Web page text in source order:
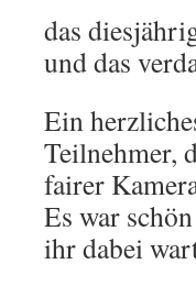
das
und das
Ein
Teilnehmer,
fairer
Es war
ihr dabei